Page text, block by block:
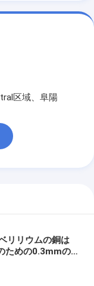
区域、阜陽
リリウムの銅は
ための0.3mmの